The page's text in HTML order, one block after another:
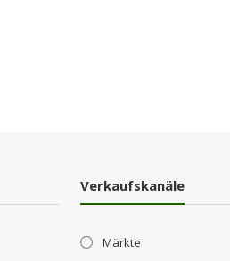
Verkaufskanäle
Märkte